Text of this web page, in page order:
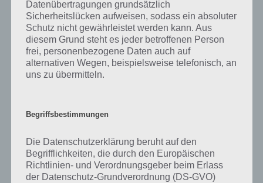
am häufigsten genannt worden sind. Nur so kannst du das nächste
Level freischalten. Zusammenaddiert ergeben alle Antworten 94
Prozent, wovon die App ihren Namen hat. Entsprechend ist 94
Prozent ein Wort und Rätsel-Spiel. Bereits über 10 Millionen mal
wurde die App mittlerweile heruntergeladen und gehört mit zu den
erfolgreichsten Spiele Apps in diesem Genre im Google Play Store
und iTunes App Store.
Tweet auf Twitter
Datenübertragungen grundsätzlich
Sicherheitslücken aufweisen, sodass ein absoluter
Schutz nicht gewährleistet werden kann. Aus
diesem Grund steht es jeder betroffenen Person
frei, personenbezogene Daten auch auf
alternativen Wegen, beispielsweise telefonisch, an
uns zu übermitteln.
Begriffsbestimmungen
Die Datenschutzerklärung beruht auf den
Begrifflichkeiten, die durch den Europäischen
Richtlinien- und Verordnungsgeber beim Erlass
der Datenschutz-Grundverordnung (DS-GVO)